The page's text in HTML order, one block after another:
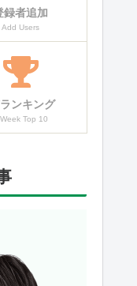
録者追加
Add Users
ンキング
Top 10